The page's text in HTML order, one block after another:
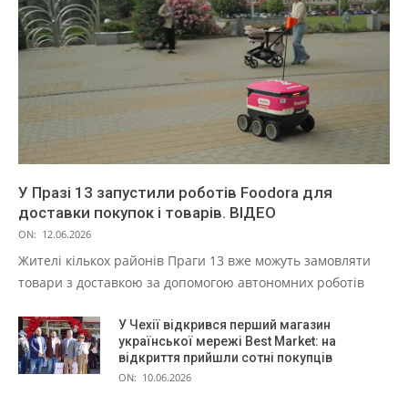
У Празі 13 запустили роботів Foodora для
доставки покупок і товарів. ВІДЕО
ON: 12.06.2026
Жителі кількох районів Праги 13 вже можуть замовляти
товари з доставкою за допомогою автономних роботів
У Чехії відкрився перший магазин
української мережі Best Market: на
відкриття прийшли сотні покупців
ON: 10.06.2026